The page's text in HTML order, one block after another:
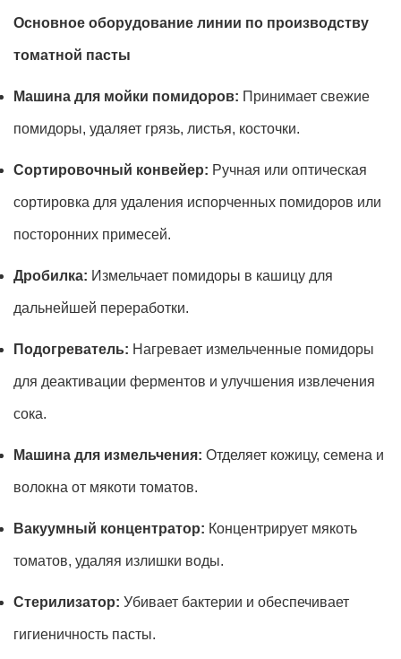
Основное оборудование линии по производству
томатной пасты
Машина для мойки помидоров: Принимает свежие
помидоры, удаляет грязь, листья, косточки.
Сортировочный конвейер: Ручная или оптическая
сортировка для удаления испорченных помидоров или
посторонних примесей.
Дробилка: Измельчает помидоры в кашицу для
дальнейшей переработки.
Подогреватель: Нагревает измельченные помидоры
для деактивации ферментов и улучшения извлечения
сока.
Машина для измельчения: Отделяет кожицу, семена и
волокна от мякоти томатов.
Вакуумный концентратор: Концентрирует мякоть
томатов, удаляя излишки воды.
Стерилизатор: Убивает бактерии и обеспечивает
гигиеничность пасты.